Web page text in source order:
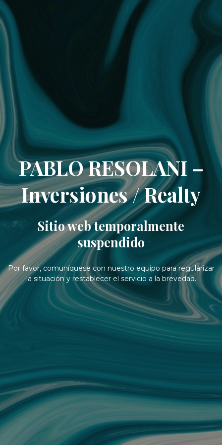
PABLO RESOLANI –
Inversiones / Realty
Sitio web temporalmente
suspendido
Por favor, comuníquese con nuestro equipo para regularizar
la situación y restablecer el servicio a la brevedad.